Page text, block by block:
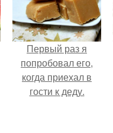
Первый раз я
попробовал его,
когда приехал в
гости к деду.